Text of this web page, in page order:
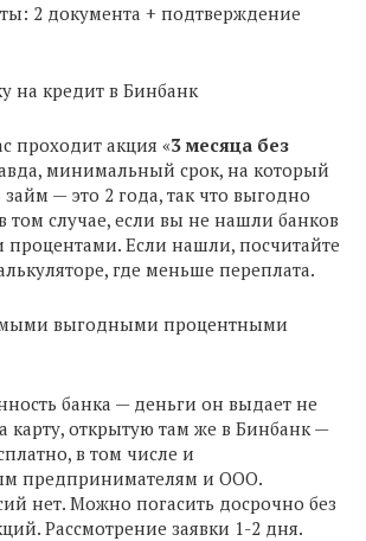
2 документа + подтверждение
на кредит в Бинбанк
проходит акция «3 месяца без
минимальный срок, на который
— это 2 года, так что выгодно
том случае, если вы не нашли банков
процентами. Если нашли, посчитайте
где меньше переплата.
выгодными процентными
банка — деньги он выдает не
открытую там же в Бинбанк —
в том числе и
предпринимателям и ООО.
нет. Можно погасить досрочно без
Рассмотрение заявки 1-2 дня.